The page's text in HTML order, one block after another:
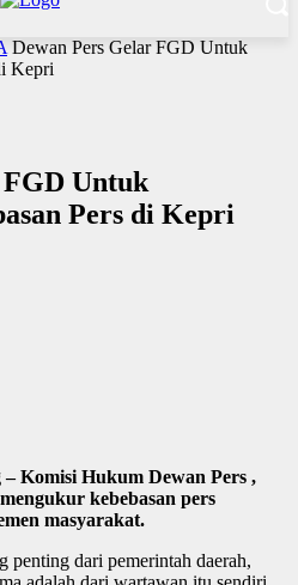
Dewan Pers Gelar FGD Untuk
Kepri
Untuk
Pers di Kepri
Komisi Hukum Dewan Pers ,
kebebasan pers
masyarakat.
penting dari pemerintah daerah,